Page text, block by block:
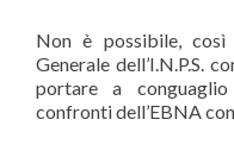
Non è possibile,
Generale dell’I.N.P.S.
portare a
confronti dell’EBNA